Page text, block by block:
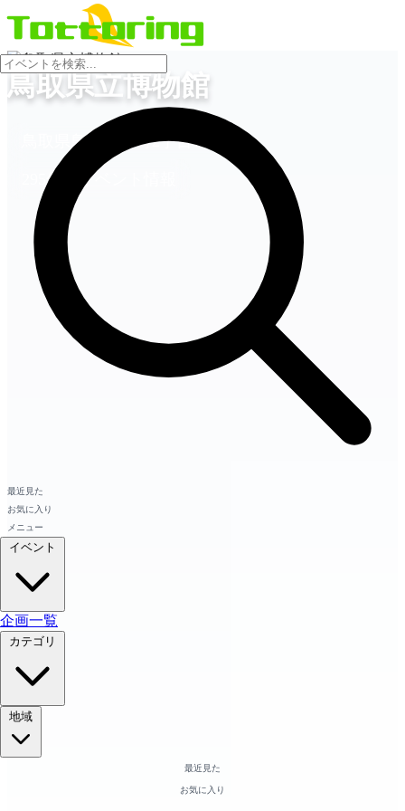
最近見た
お気に入り
メニュー
企画一覧
最近見た
お気に入り
会場
鳥取県立博物館
鳥取県鳥取市東町2丁目124
295件のイベント情報